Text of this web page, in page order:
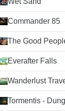
sein. Der
gibt Ihnen
Anrufqualität
einfach zu
schwer
Microsoft im
für seinen
Messenger verwendet
Commander 85
The Good
Everafter Falls
Wanderlust
Tormentis -